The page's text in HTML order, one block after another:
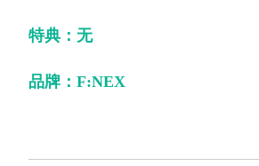
特典：无
品牌：F:NEX